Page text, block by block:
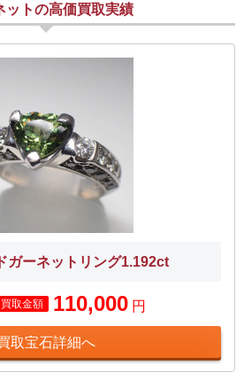
ットの高価買取実績
ガーネットリング1.192ct
買取金額 110,000円
取宝石詳細へ